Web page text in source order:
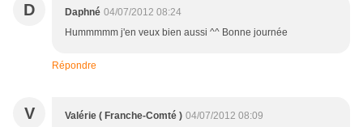
D Daphné 04/07/2012 08:24
Hummmmm j'en veux bien aussi ^^ Bonne journée
Répondre
V Valérie ( Franche-Comté ) 04/07/2012 08:09